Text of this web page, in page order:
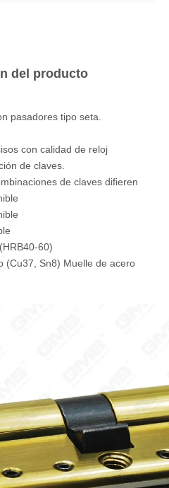
del producto
pasadores tipo seta.
con calidad de reloj
de claves.
de claves difieren
60)
(Cu37, Sn8) Muelle de acero